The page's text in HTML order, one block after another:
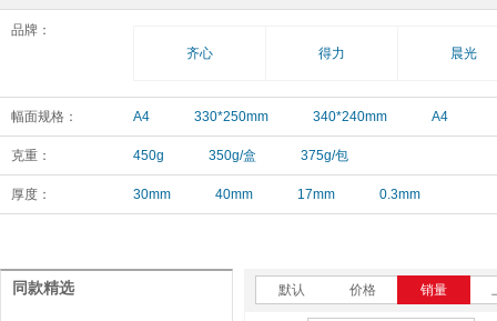
品牌：
齐心
得力 晨光
幅面规格： A4 330*250mm 340*240mm A4
克重： 450g 350g/盒 375g/包
厚度： 30mm 40mm 17mm 0.3mm
同款精选 默认 价格 销量